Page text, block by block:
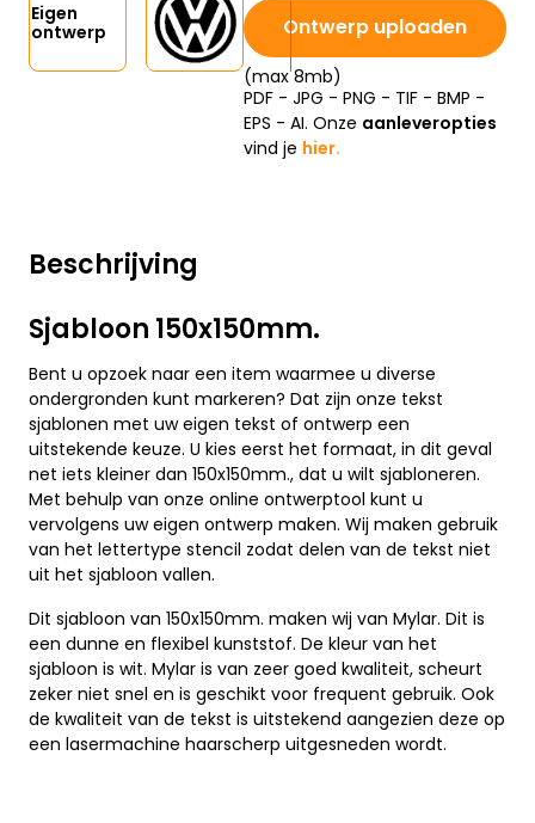
Beschrijving
Sjabloon 150x150mm.
Bent u opzoek naar een item waarmee u diverse
ondergronden kunt markeren? Dat zijn onze tekst
sjablonen met uw eigen tekst of ontwerp een
uitstekende keuze. U kies eerst het formaat, in dit geval
net iets kleiner dan 150x150mm., dat u wilt sjabloneren.
Met behulp van onze online ontwerptool kunt u
vervolgens uw eigen ontwerp maken. Wij maken gebruik
van het lettertype stencil zodat delen van de tekst niet
uit het sjabloon vallen.
Dit sjabloon van 150x150mm. maken wij van Mylar. Dit is
een dunne en flexibel kunststof. De kleur van het
sjabloon is wit. Mylar is van zeer goed kwaliteit, scheurt
zeker niet snel en is geschikt voor frequent gebruik. Ook
de kwaliteit van de tekst is uitstekend aangezien deze op
een lasermachine haarscherp uitgesneden wordt.
Eigen
ontwerp
Ontwerp uploaden
(max 8mb)
PDF - JPG - PNG - TIF - BMP -
EPS - AI. Onze aanleveropties
vind je hier.